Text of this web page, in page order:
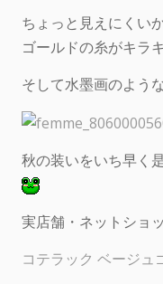
ちょっと見えにくい
ゴールドの糸がキラ
そして水墨画のよう
秋の装いをいち早く
実店舗・ネットショ
コテラック ベージュ